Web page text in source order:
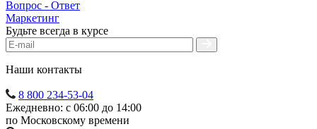
Вопрос - Ответ
Маркетинг
Будьте всегда в курсе
Наши контакты
8 800 234-53-04
Ежедневно: с 06:00 до 14:00
по Московскому времени